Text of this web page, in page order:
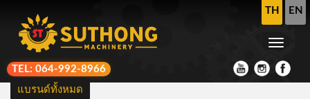
TH EN
TEL: 064-992-8966
แบรนด์ทั้งหมด